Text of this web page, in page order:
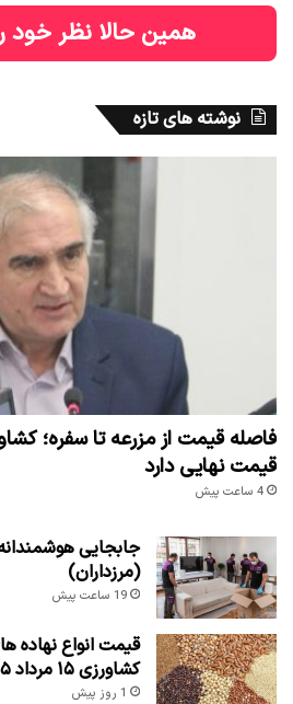
همین حالا نظر خود
نوشته های تازه
فاصله قیمت از مزرعه تا سفره؛
قیمت نهایی دارد
4 ساعت پیش
جابجایی
(مرزداران)
19 ساعت پیش
قیمت انواع نهاده
کشاورزی ۱۵ مرداد ۱۴۰۵
1 روز پیش